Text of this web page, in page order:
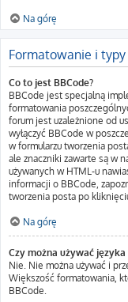
Na górę
Formatowanie i
Co to jest BBCode?
BBCode jest specjalną
formatowania
forum jest uzależnione od
wyłączyć BBCode w
w formularzu tworzenia
ale znaczniki zawarte są w
używanych w HTML-u
informacji o BBCode,
tworzenia posta po
Na górę
Czy można używać języka
Nie. Nie można używać i
Większość formatowania,
BBCode.